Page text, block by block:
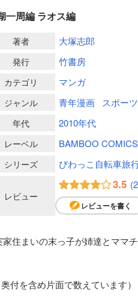
一周編 ラオス編
著者 大塚志郎
発行 竹書房
カテゴリ マンガ
ジャンル 青年漫画 スポー
年代 2010年代
レーベル BAMBOO COMICS
シリーズ びわっこ自転車旅
レビュー
3.5
レビューを書く
住まいの末っ子が姉達とママ
付を含め片面で数えています）